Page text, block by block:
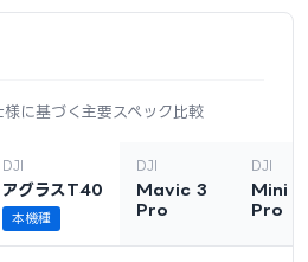
に基づく主要スペック比較
DJI
アグラスT40
本機種
DJI
Mavic 3
Pro
DJI
Mini 4
Pro